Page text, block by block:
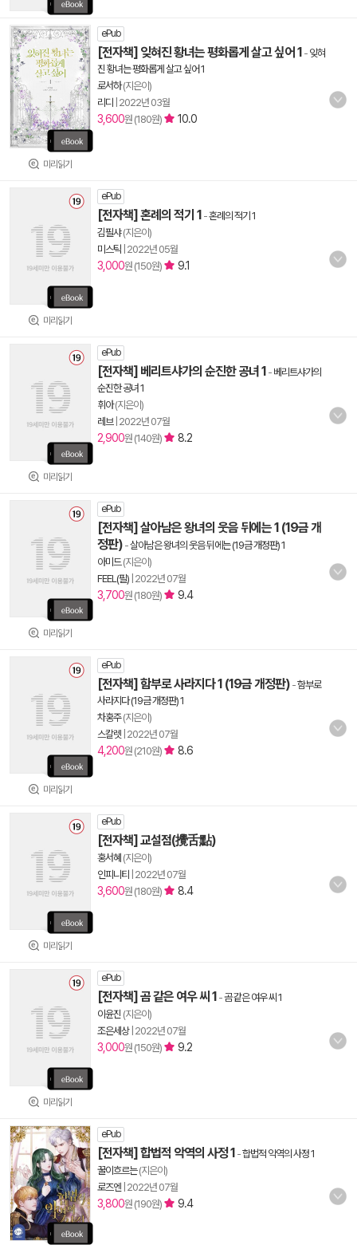
미리읽기
ePub
[전자책] 잊혀진 황녀는 평화롭게 살고 싶어 1 - 잊혀
진 황녀는 평화롭게 살고 싶어 1
로서하(지은이)
리디
2022년 03월
3,600원 (180원) 10.0
미리읽기
ePub
[전자책] 혼례의 적기 1 -혼례의 적기 1
김필샤(지은이)
미스틱 2022년 05월
3,000원 (150원) 9.1
미리읽기
ePub
[전자책] 베리트샤가의 순진한 공녀 1 - 베리트샤가의
순진한 공녀 1
휘아(지은이)
레브| 2022년 07월
2,900원 (140원) 8.2
미리읽기
ePub
[전자책] 살아남은 왕녀의 웃음 뒤에는 1 (19금 개
정판) -살아남은 왕녀의 웃음 뒤에는 (19금 개정판) 1
아미드(지은이)
FEEL(필) 2022년 07월
3,700원 (180원) 9.4
미리읽기
ePub
[전자책] 함부로 사라지다 1 (19금 개정판) -함부로
사라지다 (19금 개정판) 1
차홍주(지은이)
스칼렛 2022년 07월
4,200원 (210원) 8.6
미리읽기
ePub
[전자책] 교설점(攪舌點)
홍서혜 (지은이)
인피니티
2022년 07월
3,600원 (180원) 8.4
미리읽기
ePub
[전자책] 곰 같은 여우 씨 1 -곰 같은 여우 씨 1
이윤진 (지은이)
조은세상| 2022년 07월
3,000원 (150원) 9.2
ePub
[전자책] 합법적 악역의 사정 1 -합법적 악역의 사정 1
꿀이흐르는(지은이)
로즈엔 2022년 07월
3,800원 (190원) 9.4